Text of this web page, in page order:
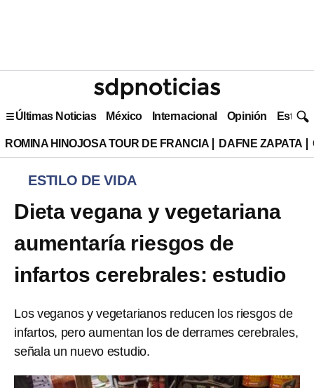
Últimas Noticias México Internacional Opinión Estilo
ROMINA HINOJOSA TOUR DE FRANCIA DAFNE ZAPATA
ESTILO DE VIDA
Dieta vegana y vegetariana
aumentaría riesgos de
infartos cerebrales: estudio
Los veganos y vegetarianos reducen los riesgos de
infartos, pero aumentan los de derrames cerebrales,
señala un nuevo estudio.